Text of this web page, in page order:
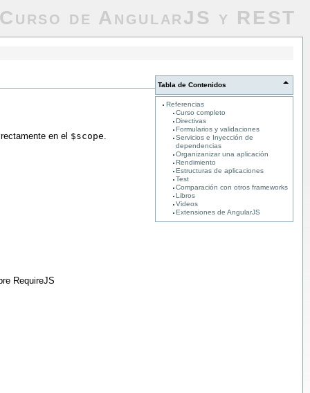
Curso de AngularJS y REST
Tabla de Contenidos
Referencias
Curso completo
Directivas
Formularios y validaciones
Servicios e Inyección de
dependencias
Organizanizar una aplicación
Rendimiento
Estructuras de aplicaciones
Test
Comparación con otros frameworks
Libros
Videos
Extensiones de AngularJS
en el $scope
RequireJS